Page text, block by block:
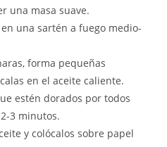
una masa suave.
una sartén a fuego medio-
forma pequeñas
en el aceite caliente.
estén dorados por todos
3 minutos.
y colócalos sobre papel